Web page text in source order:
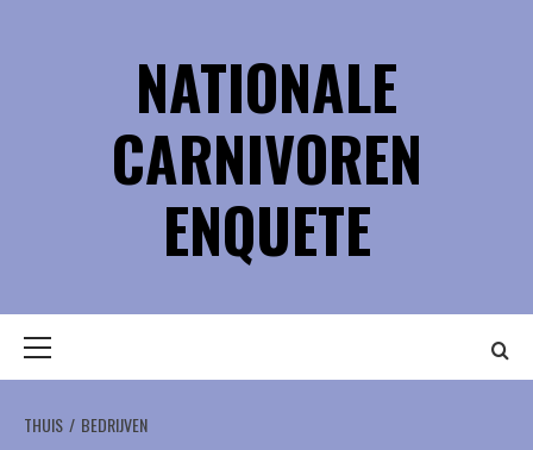
NATIONALE
CARNIVOREN
ENQUETE
THUIS BEDRIJVEN